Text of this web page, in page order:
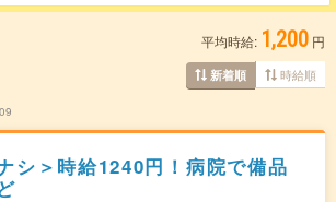
平均時給: 1,200 円
新着順 時給順
シ＞時給1240円！病院で備品